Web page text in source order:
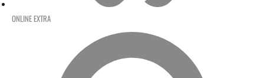
ONLINE EXTRA